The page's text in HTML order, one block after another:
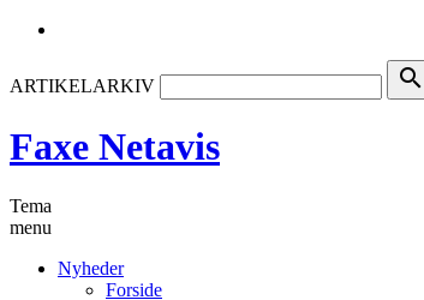
ARTIKELARKIV search
Faxe Netavis
Tema
menu
Nyheder
Forside